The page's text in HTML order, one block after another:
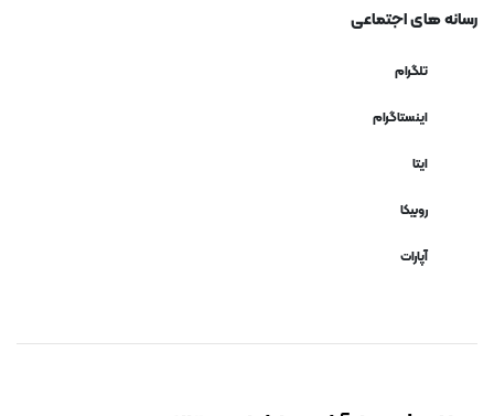
رسانه های اجتماعی
تلگرام
اینستاگرام
ایتا
روبیکا
آپارات